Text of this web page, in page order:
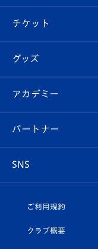
試合情報
チケット
イベント
メディア
ホームタウン
クラブ概要
エンブレム紹介
スタッフプロフィー
マスコット紹介
はじめての観戦ガ
Revive Team
ヴィヴィくんの長
試合日程/結果
フォトギャラリー
スタジアムグルメ
チケット
チケット
V-LOVERS（ファ
プレイヤーズスイ
グッズ
オンラインショッ
店舗情報
アカデミー
育成からのお知ら
U-18
パートナー
SNS
ヴィヴィくんイン
ご利用規約
クラブ概要